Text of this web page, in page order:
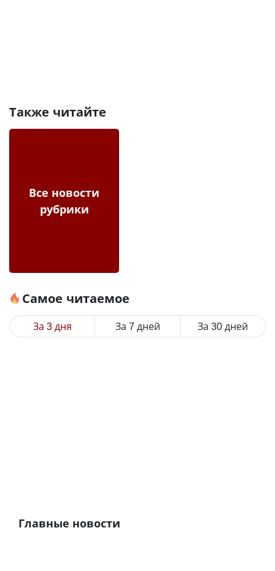
Также читайте
Все новости
рубрики
Самое читаемое
За 3 дня За 7 дней За 30 дней
Главные новости